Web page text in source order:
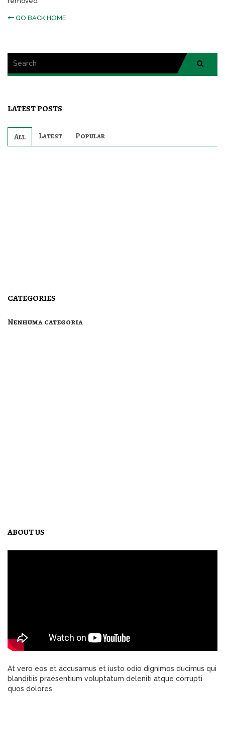
GO BACK HOME
LATEST POSTS
All Latest Popular
CATEGORIES
Nenhuma categoria
ABOUT US
At vero eos et accusamus et iusto odio dignimos ducimus qui
blanditiis praesentium voluptatum deleniti atque corrupti
quos dolores